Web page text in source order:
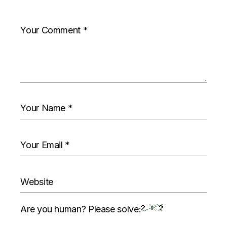
Are you human? Please solve: